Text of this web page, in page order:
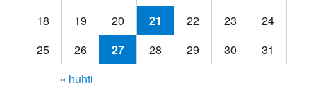
18
19 20 21 22 23
24
25
26 27 28 29 30
31
« huhti